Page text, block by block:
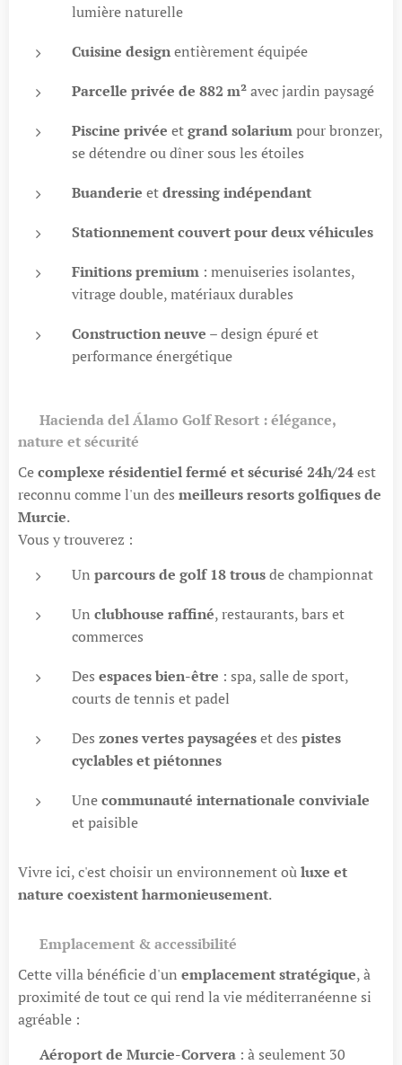
lumière naturelle
Cuisine designentièrement équipée
Parcelle privée de 882 m²avec jardin paysagé
Piscine privée etgrand solariumpour bronzer,
se détendre ou dîner sous les étoiles
Buanderie etdressing indépendant
Stationnement couvert pour deux véhicules
Finitions premium : menuiseries isolantes,
vitrage double, matériaux durables
Construction neuve – design épuré et
performance énergétique
Hacienda del Álamo Golf Resort : élégance,
nature et sécurité
Cecomplexe résidentiel fermé et sécurisé 24h/24est
reconnu comme l'un des meilleurs resorts golfiques de
Murcie.
Vous y trouverez :
Un parcours de golf 18 trousde championnat
Un clubhouse raffiné, restaurants, bars et
commerces
Des espaces bien-être : spa, salle de sport,
courts de tennis et padel
Des zones vertes paysagéeset des pistes
cyclables et piétonnes
Unecommunauté internationale conviviale
et paisible
Vivre ici, c'est choisir un environnement oùluxe et
nature coexistent harmonieusement.
Emplacement & accessibilité
Cette villa bénéficie d'un emplacement stratégique, à
proximité de tout ce qui rend la vie méditerranéenne si
agréable :
Aéroport de Murcie-Corvera : à seulement 30